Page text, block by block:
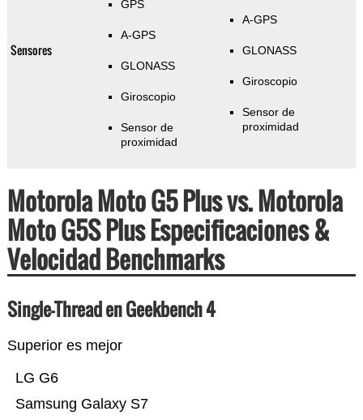
Sensores
GPS
A-GPS
GLONASS
Giroscopio
Sensor de
proximidad
A-GPS
GLONASS
Giroscopio
Sensor de
proximidad
Motorola Moto G5 Plus vs. Motorola
Moto G5S Plus Especificaciones &
Velocidad Benchmarks
Single-Thread en Geekbench 4
Superior es mejor
Samsung Galaxy S7
LG G6